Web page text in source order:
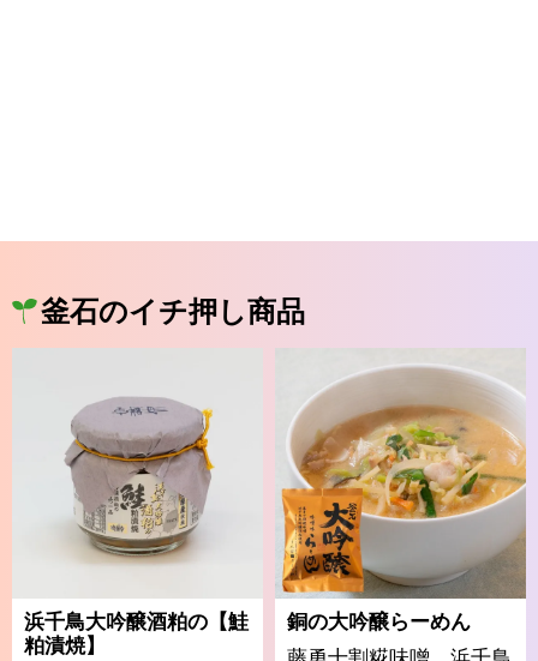
釜石のイチ押し商品
浜千鳥大吟醸酒粕の【鮭
粕漬焼】
銅の大吟醸らーめん